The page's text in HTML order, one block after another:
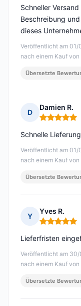
Veröffentlicht am 01/
nach einem Kauf
Schneller
Beschreibung
dieses
Übersetzte
D
Damien R.
Hinweis: 5
Veröffentlicht am 01/
nach einem Kauf
Schnelle
Übersetzte
Y
Yves R.
Hinweis: 5
Veröffentlicht am
nach einem Kauf
Lieferfristen
Übersetzte